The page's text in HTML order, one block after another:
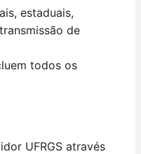
estaduais,
de
todos os
UFRGS através